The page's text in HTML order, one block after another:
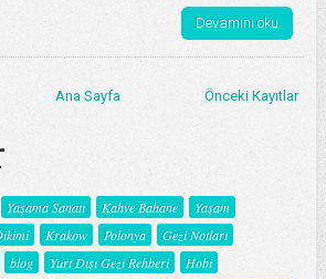
Devamını oku
Önceki Kayıtlar
Ana Sayfa
Yaşama Sanatı Kahve Bahane
Yaşam
Krakow Polonya
Gezi Notları
blog Yurt Dışı Gezi Rehberi
Hobi